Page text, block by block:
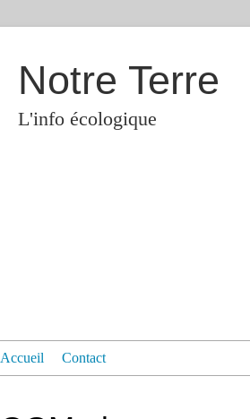
Notre Terre
L'info écologique
Accueil Contact